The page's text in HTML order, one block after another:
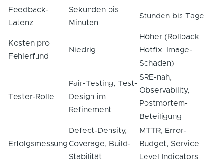
Feedback-
Latenz
Sekunden bis
Minuten
Stunden bis Tage
Kosten pro
Fehlerfund
Niedrig
Höher (Rollback,
Hotfix, Image-
Schaden)
Tester-Rolle
Pair-Testing, Test-
Design im
Refinement
SRE-nah,
Observability,
Postmortem-
Beteiligung
Erfolgsmessung
Defect-Density,
Coverage, Build-
Stabilität
MTTR, Error-
Budget, Service
Level Indicators